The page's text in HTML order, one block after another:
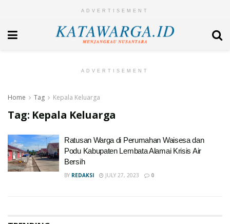
ADVERTISEMENT
ADVERTISEMENT
Home Tag Kepala Keluarga
Tag: Kepala Keluarga
Ratusan Warga di Perumahan Waisesa dan
Podu Kabupaten Lembata Alamai Krisis Air
Bersih
BY REDAKSI JULY 27, 2023 0